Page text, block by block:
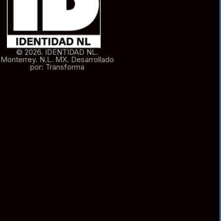
© 2026. IDENTIDAD NL.
Monterrey. N.L. MX. Desarrollado
por: Transforma